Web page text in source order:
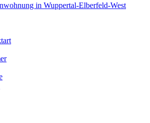
in Wuppertal-Elberfeld-West